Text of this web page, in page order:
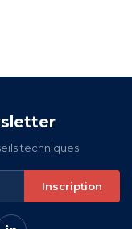
techniques
Inscription